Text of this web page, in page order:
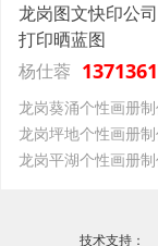
龙岗图文快印公
打印晒蓝图
杨仕蓉
龙岗葵涌个性画册
龙岗坪地个性画册
龙岗平湖个性画册
技术支持：